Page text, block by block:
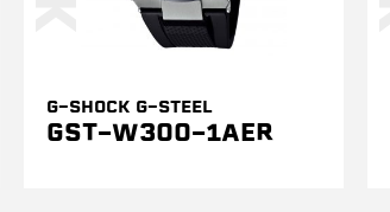
G-SHOCK G-STEEL
GST-W300-1AER